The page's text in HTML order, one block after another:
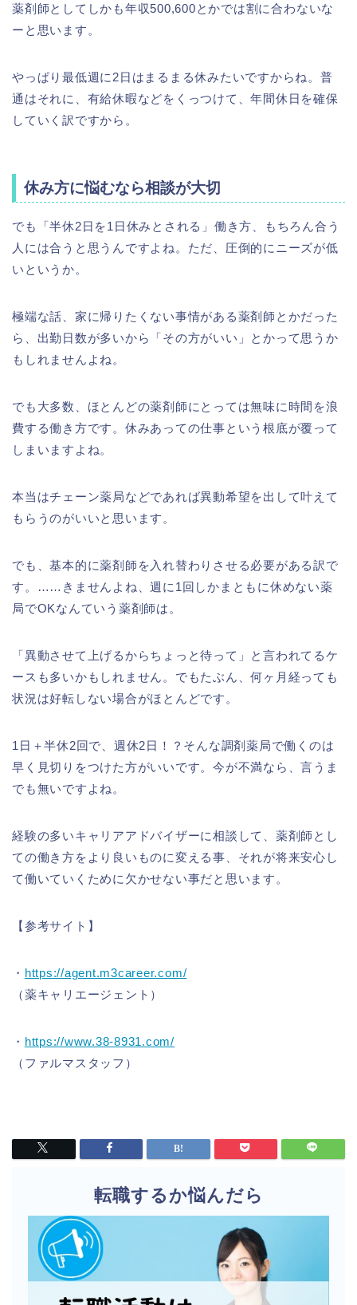
薬剤師としてしかも年収500,600とかでは割に合わないな
ーと思います。
やっぱり最低週に2日はまるまる休みたいですからね。普
通はそれに、有給休暇などをくっつけて、年間休日を確保
していく訳ですから。
休み方に悩むなら相談が大切
でも「半休2日を1日休みとされる」働き方、もちろん合う
人には合うと思うんですよね。ただ、圧倒的にニーズが低
いというか。
極端な話、家に帰りたくない事情がある薬剤師とかだった
ら、出勤日数が多いから「その方がいい」とかって思うか
もしれませんよね。
でも大多数、ほとんどの薬剤師にとっては無味に時間を浪
費する働き方です。休みあっての仕事という根底が覆って
しまいますよね。
本当はチェーン薬局などであれば異動希望を出して叶えて
もらうのがいいと思います。
でも、基本的に薬剤師を入れ替わりさせる必要がある訳で
す。……きませんよね、週に1回しかまともに休めない薬
局でOKなんていう薬剤師は。
「異動させて上げるからちょっと待って」と言われてるケ
ースも多いかもしれません。でもたぶん、何ヶ月経っても
状況は好転しない場合がほとんどです。
1日＋半休2回で、週休2日！？そんな調剤薬局で働くのは
早く見切りをつけた方がいいです。今が不満なら、言うま
でも無いですよね。
経験の多いキャリアアドバイザーに相談して、薬剤師とし
ての働き方をより良いものに変える事、それが将来安心し
て働いていくために欠かせない事だと思います。
【参考サイト】
・ https://agent.m3career.com/
（薬キャリエージェント）
・ https://www.38-8931.com/
（ファルマスタッフ）
転職するか悩んだら